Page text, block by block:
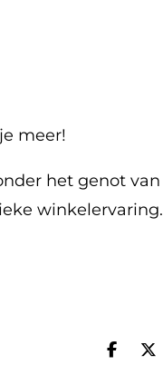
meer!
het genot van
winkelervaring.
D
D